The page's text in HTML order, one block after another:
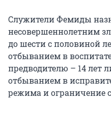
Служители Фемиды
несовершеннолетним
до шести с половиной
отбыванием в
предводителю – 14 лет
отбыванием в
режима и ограничение